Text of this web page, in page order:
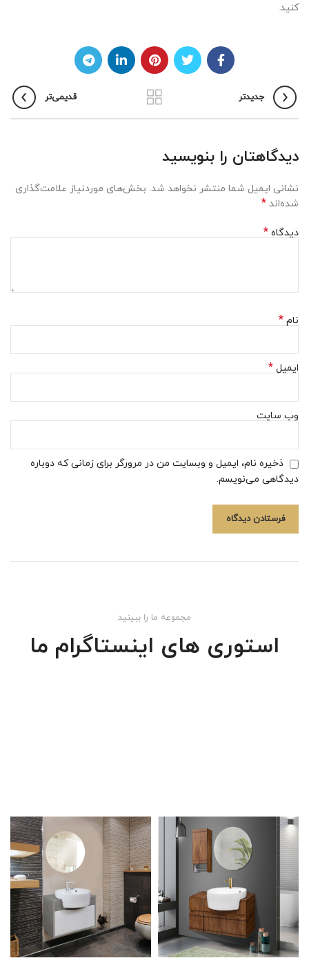
کنید.
جدیدتر قدیمی‌تر
دیدگاهتان را بنویسید
نشانی ایمیل شما منتشر نخواهد شد. بخش‌های موردنیاز علامت‌گذاری
شده‌اند *
دیدگاه *
نام *
ایمیل *
وب‌ سایت
ذخیره نام، ایمیل و وبسایت من در مرورگر برای زمانی که دوباره
دیدگاهی می‌نویسم.
مجموعه ما را ببینید
استوری های اینستاگرام ما